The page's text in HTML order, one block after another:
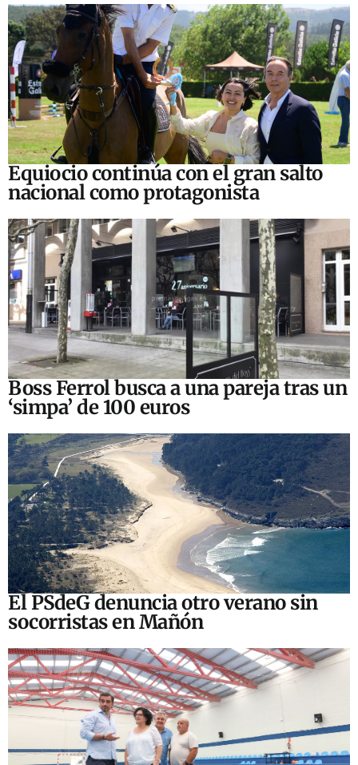
Equiocio continúa con el gran salto
nacional como protagonista
Boss Ferrol busca a una pareja tras un
‘simpa’ de 100 euros
El PSdeG denuncia otro verano sin
socorristas en Mañón